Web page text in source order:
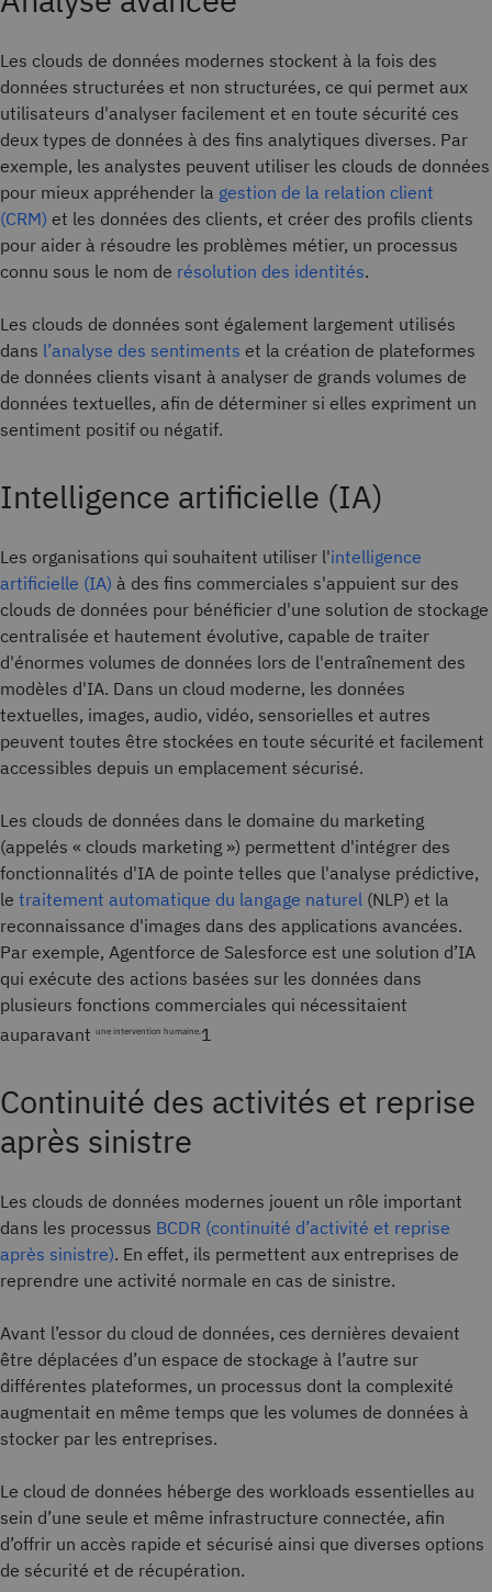
Les clouds de données modernes stockent à la fois des
données structurées et non structurées, ce qui permet aux
utilisateurs d'analyser facilement et en toute sécurité ces
deux types de données à des fins analytiques diverses. Par
exemple, les analystes peuvent utiliser les clouds de données
pour mieux appréhender la gestion de la relation client
(CRM) et les données des clients, et créer des profils clients
pour aider à résoudre les problèmes métier, un processus
connu sous le nom de résolution des identités.
Les clouds de données sont également largement utilisés
dans l’analyse des sentiments et la création de plateformes
de données clients visant à analyser de grands volumes de
données textuelles, afin de déterminer si elles expriment un
sentiment positif ou négatif.
Intelligence artificielle (IA)
Les organisations qui souhaitent utiliser l'intelligence
artificielle (IA) à des fins commerciales s'appuient sur des
clouds de données pour bénéficier d'une solution de stockage
centralisée et hautement évolutive, capable de traiter
d'énormes volumes de données lors de l'entraînement des
modèles d'IA. Dans un cloud moderne, les données
textuelles, images, audio, vidéo, sensorielles et autres
peuvent toutes être stockées en toute sécurité et facilement
accessibles depuis un emplacement sécurisé.
Les clouds de données dans le domaine du marketing
(appelés « clouds marketing ») permettent d'intégrer des
fonctionnalités d'IA de pointe telles que l'analyse prédictive,
le traitement automatique du langage naturel (NLP) et la
reconnaissance d'images dans des applications avancées.
Par exemple, Agentforce de Salesforce est une solution d’IA
qui exécute des actions basées sur les données dans
plusieurs fonctions commerciales qui nécessitaient
auparavant une intervention humaine. 1
Continuité des activités et reprise
après sinistre
Les clouds de données modernes jouent un rôle important
dans les processus BCDR (continuité d’activité et reprise
après sinistre). En effet, ils permettent aux entreprises de
reprendre une activité normale en cas de sinistre.
Avant l’essor du cloud de données, ces dernières devaient
être déplacées d’un espace de stockage à l’autre sur
différentes plateformes, un processus dont la complexité
augmentait en même temps que les volumes de données à
stocker par les entreprises.
Le cloud de données héberge des workloads essentielles au
sein d’une seule et même infrastructure connectée, afin
d’offrir un accès rapide et sécurisé ainsi que diverses options
de sécurité et de récupération.